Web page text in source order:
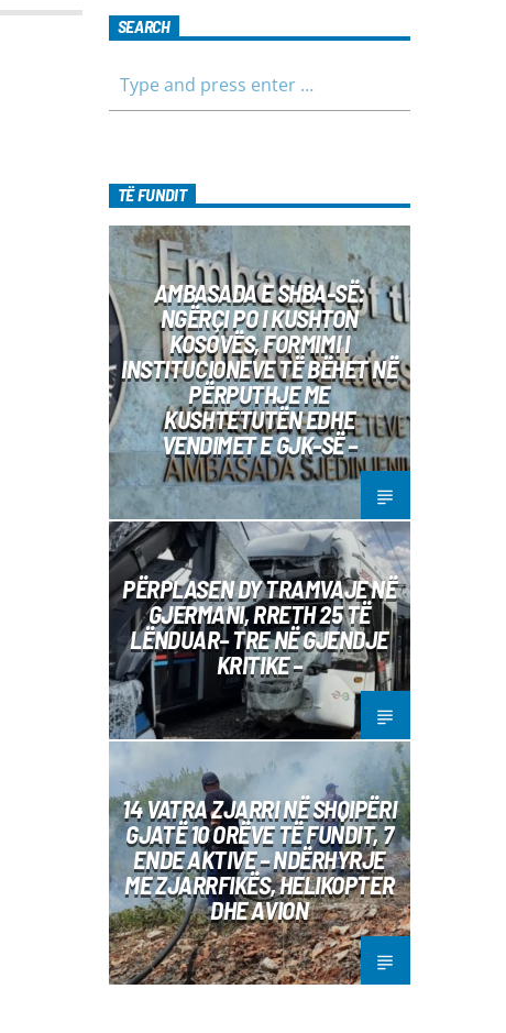
SEARCH
TË FUNDIT
AMBASADA E SHBA-SË:
NGËRÇI PO I KUSHTON
KOSOVËS, FORMIMI I
INSTITUCIONEVE TË BËHET NË
PËRPUTHJE ME
KUSHTETUTËN EDHE
VENDIMET E GJK-SË –
PËRPLASEN DY TRAMVAJE NË
GJERMANI, RRETH 25 TË
LËNDUAR– TRE NË GJENDJE
KRITIKE –
14 VATRA ZJARRI NË SHQIPËRI
GJATË 10 ORËVE TË FUNDIT, 7
ENDE AKTIVE – NDËRHYRJE
ME ZJARRFIKËS, HELIKOPTER
DHE AVION